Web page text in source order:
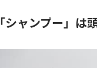
シャンプー」は